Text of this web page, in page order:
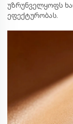
უზრუნველყოფს
ეფექტურობას.